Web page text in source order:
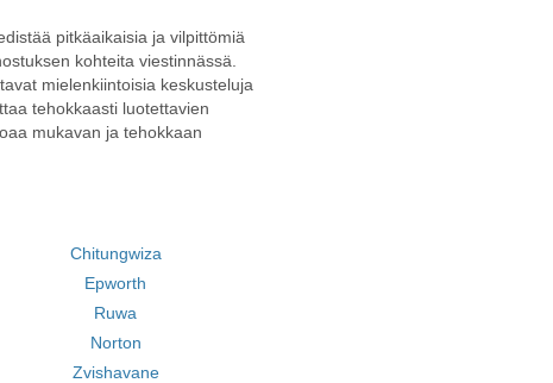
pitkäaikaisia ja vilpittömiä
kohteita viestinnässä.
mielenkiintoisia keskusteluja
tehokkaasti luotettavien
mukavan ja tehokkaan
Chitungwiza
Epworth
Ruwa
Norton
Zvishavane